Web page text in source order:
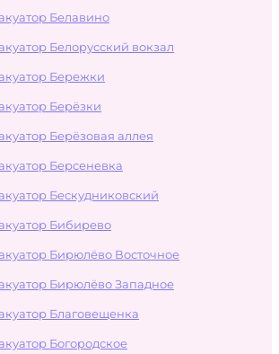
Белавино
Белорусский вокзал
Бережки
Берёзки
Берёзовая аллея
Берсеневка
Бескудниковский
Бибирево
Бирюлёво Восточное
Бирюлёво Западное
Благовещенка
Богородское